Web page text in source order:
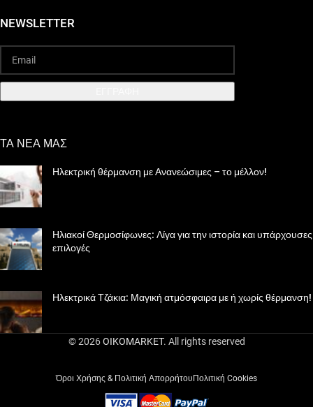
NEWSLETTER
ΤΑ ΝΕΑ ΜΑΣ
Ηλεκτρική θέρμανση με Ανανεώσιμες – το μέλλον!
Ηλιακοί Θερμοσίφωνες: Λίγα για την ιστορία και υπάρχουσες
επιλογές
Ηλεκτρικά Τζάκια: Μαγική ατμόσφαιρα με ή χωρίς θέρμανση!
© 2026OIKOMARKET. All rights reserved
Όροι Χρήσης & Πολιτική Απορρήτου Πολιτική Cookies